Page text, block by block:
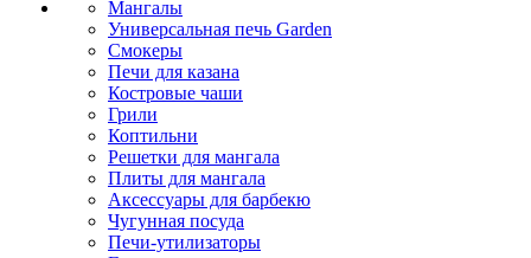
Мангалы
Универсальная печь Garden
Смокеры
Печи для казана
Костровые чаши
Грили
Коптильни
Решетки для мангала
Плиты для мангала
Аксессуары для барбекю
Чугунная посуда
Печи-утилизаторы